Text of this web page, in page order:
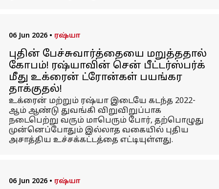
06 Jun 2026 • ரஷ்யா
புதின் பேச்சுவார்த்தையை மறுத்ததால்
கோபம்! ரஷ்யாவின் சென் பீட்டர்ஸ்பர்க்
மீது உக்ரைன் ட்ரோன்கள் பயங்கர
தாக்குதல்!
உக்ரைன் மற்றும் ரஷ்யா இடையே கடந்த 2022-
ஆம் ஆண்டு துவங்கி விறுவிறுப்பாக
நடைபெற்று வரும் மாபெரும் போர், தற்பொழுது
முன்னெப்போதும் இல்லாத வகையில் புதிய
அசாத்திய உச்சக்கட்டத்தை எட்டியுள்ளது.
06 Jun 2026 • ரஷ்யா